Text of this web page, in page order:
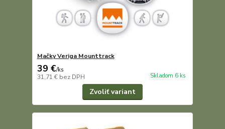
Mačky Veriga Mounttrack
39 €/ks
31,71 € bez DPH Skladom 6 ks
Zvoliť variant